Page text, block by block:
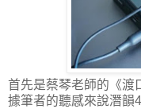
首先是蔡琴老師的《渡
據筆者的聽感來說潛韻